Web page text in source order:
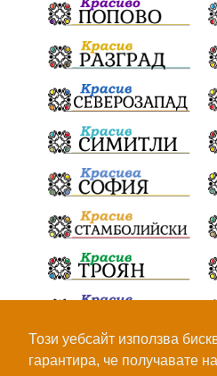
Този уебсайт използва
гарантира, че получавате